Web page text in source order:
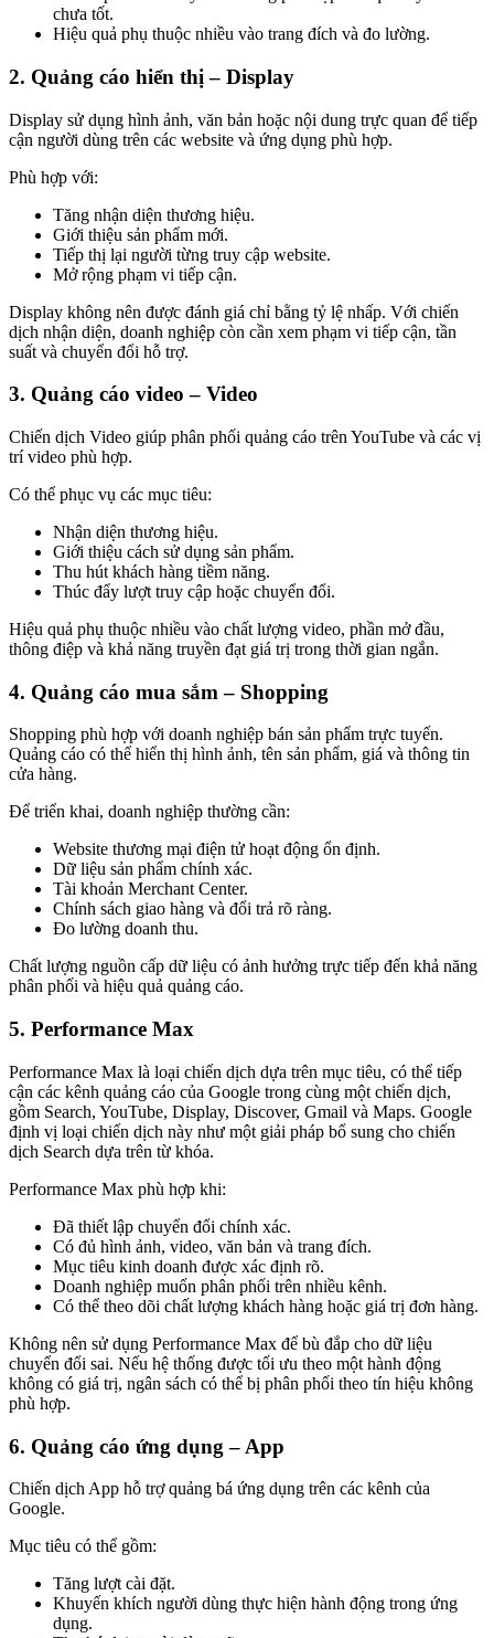
chưa tốt.
Hiệu quả phụ thuộc nhiều vào trang đích và đo lường.
2. Quảng cáo hiển thị – Display
Display sử dụng hình ảnh, văn bản hoặc nội dung trực quan để tiếp
cận người dùng trên các website và ứng dụng phù hợp.
Phù hợp với:
Tăng nhận diện thương hiệu.
Giới thiệu sản phẩm mới.
Tiếp thị lại người từng truy cập website.
Mở rộng phạm vi tiếp cận.
Display không nên được đánh giá chỉ bằng tỷ lệ nhấp. Với chiến
dịch nhận diện, doanh nghiệp còn cần xem phạm vi tiếp cận, tần
suất và chuyển đổi hỗ trợ.
3. Quảng cáo video – Video
Chiến dịch Video giúp phân phối quảng cáo trên YouTube và các vị
trí video phù hợp.
Có thể phục vụ các mục tiêu:
Nhận diện thương hiệu.
Giới thiệu cách sử dụng sản phẩm.
Thu hút khách hàng tiềm năng.
Thúc đẩy lượt truy cập hoặc chuyển đổi.
Hiệu quả phụ thuộc nhiều vào chất lượng video, phần mở đầu,
thông điệp và khả năng truyền đạt giá trị trong thời gian ngắn.
4. Quảng cáo mua sắm – Shopping
Shopping phù hợp với doanh nghiệp bán sản phẩm trực tuyến.
Quảng cáo có thể hiển thị hình ảnh, tên sản phẩm, giá và thông tin
cửa hàng.
Để triển khai, doanh nghiệp thường cần:
Website thương mại điện tử hoạt động ổn định.
Dữ liệu sản phẩm chính xác.
Tài khoản Merchant Center.
Chính sách giao hàng và đổi trả rõ ràng.
Đo lường doanh thu.
Chất lượng nguồn cấp dữ liệu có ảnh hưởng trực tiếp đến khả năng
phân phối và hiệu quả quảng cáo.
5. Performance Max
Performance Max là loại chiến dịch dựa trên mục tiêu, có thể tiếp
cận các kênh quảng cáo của Google trong cùng một chiến dịch,
gồm Search, YouTube, Display, Discover, Gmail và Maps. Google
định vị loại chiến dịch này như một giải pháp bổ sung cho chiến
dịch Search dựa trên từ khóa.
Performance Max phù hợp khi:
Đã thiết lập chuyển đổi chính xác.
Có đủ hình ảnh, video, văn bản và trang đích.
Mục tiêu kinh doanh được xác định rõ.
Doanh nghiệp muốn phân phối trên nhiều kênh.
Có thể theo dõi chất lượng khách hàng hoặc giá trị đơn hàng.
Không nên sử dụng Performance Max để bù đắp cho dữ liệu
chuyển đổi sai. Nếu hệ thống được tối ưu theo một hành động
không có giá trị, ngân sách có thể bị phân phối theo tín hiệu không
phù hợp.
6. Quảng cáo ứng dụng – App
Chiến dịch App hỗ trợ quảng bá ứng dụng trên các kênh của
Google.
Mục tiêu có thể gồm:
Tăng lượt cài đặt.
Khuyến khích người dùng thực hiện hành động trong ứng
dụng.